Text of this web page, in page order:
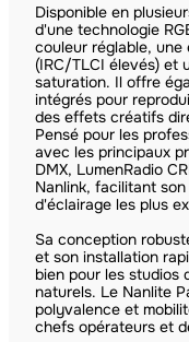
Disponible en
d'une technologie
couleur réglable,
(IRC/TLCI élevés) et
saturation. Il offre
intégrés pour
des effets créatifs
Pensé pour les
avec les principaux
DMX, LumenRadio
Nanlink, facilitant
d'éclairage les plus
Sa conception
et son installation
bien pour les studios
naturels. Le Nanlite
polyvalence et
chefs opérateurs et